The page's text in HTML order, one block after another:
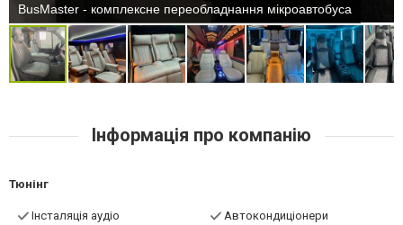
BusMaster - комплексне переобладнання мікроавтобуса
Інформація про компанію
Тюнінг
Інсталяція аудіо
Автокондиціонери